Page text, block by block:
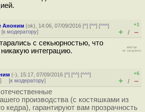
Аноним (ok), 14:06, 07/09/2016 [^] [^^] [^^^]
к модератору]
+1
+ / –
с секьюрностью, что
интеграцию.
(-), 15:17, 07/09/2016 [^] [^^] [^^^]
] [к модератору]
+6
+ / –
производства (с костяшками из
кедра), гарантируют вам прозрачность